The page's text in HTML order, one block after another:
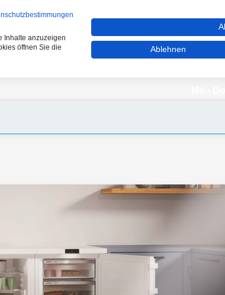
Inhalte anzuzeigen
öffnen Sie die
Ablehnen